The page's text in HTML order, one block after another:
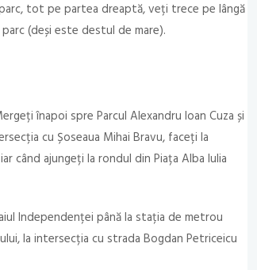
tot pe partea dreaptă, veți trece pe lângă
(deși este destul de mare).
înapoi spre Parcul Alexandru Ioan Cuza și
cu Șoseaua Mihai Bravu, faceți la
când ajungeți la rondul din Piața Alba Iulia
Independenței până la stația de metrou
la intersecția cu strada Bogdan Petriceicu